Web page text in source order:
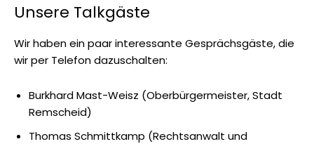
Unsere Talkgäste
Wir haben ein paar interessante Gesprächsgäste, die
wir per Telefon dazuschalten:
Burkhard Mast-Weisz (Oberbürgermeister, Stadt
Remscheid)
Thomas Schmittkamp (Rechtsanwalt und